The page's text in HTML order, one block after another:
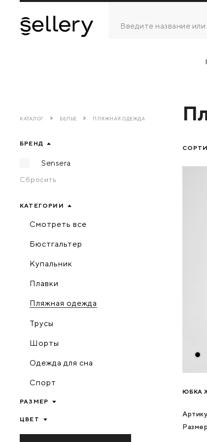
КАТАЛОГ БЕЛЬЕ ПЛЯЖНАЯ ОДЕЖДА
БРЕНД
Sensera
Сбросить
КАТЕГОРИИ
Смотреть все
Бюстгальтер
Купальник
Плавки
Пляжная одежда
Трусы
Шорты
Одежда для сна
Спорт
РАЗМЕР
ЦВЕТ
ЮБКА